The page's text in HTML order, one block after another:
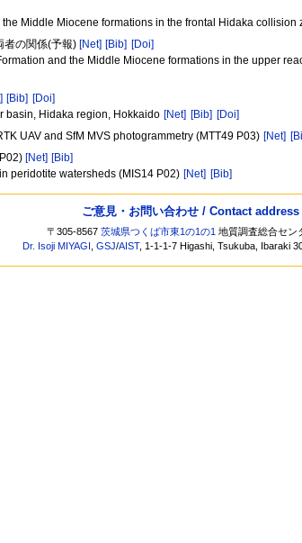
Middle Miocene formations in the frontal Hidaka collision
者の関係(予報) [Net] [Bib] [Doi]
and the Middle Miocene formations in the upper
[Bib] [Doi]
basin, Hidaka region, Hokkaido [Net] [Bib] [Doi]
UAV and SfM MVS photogrammetry (MTT49 P03) [Net]
[Net] [Bib]
peridotite watersheds (MIS14 P02) [Net] [Bib]
ご意見・お問い合わせ / Contact address
〒305-8567茨城県つくば市東1の1の1 地質調査総合セン
Dr. Isoji MIYAGI
,GSJ/AIST, 1-1-1-7 Higashi, Tsukuba, Ibaraki